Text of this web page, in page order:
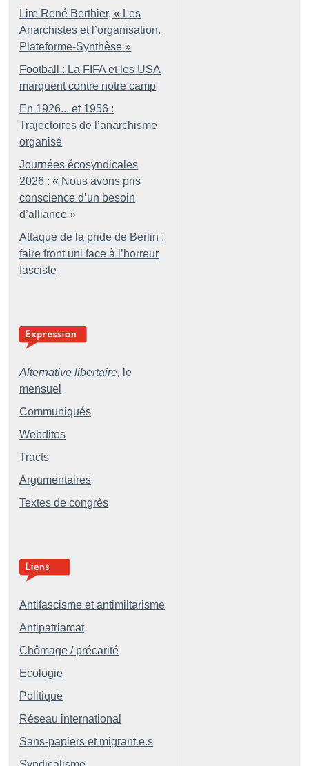
Lire René Berthier, « Les
Anarchistes et l’organisation.
Plateforme-Synthèse »
Football : La FIFA et les USA
marquent contre notre camp
En 1926... et 1956 :
Trajectoires de l’anarchisme
organisé
Journées écosyndicales
2026 : « Nous avons pris
conscience d’un besoin
d’alliance »
Attaque de la pride de Berlin :
faire front uni face à l’horreur
fasciste
Alternative libertaire, le
mensuel
Communiqués
Webditos
Tracts
Argumentaires
Textes de congrès
Antifascisme et antimiltarisme
Antipatriarcat
Chômage / précarité
Ecologie
Politique
Réseau international
Sans-papiers et migrant.e.s